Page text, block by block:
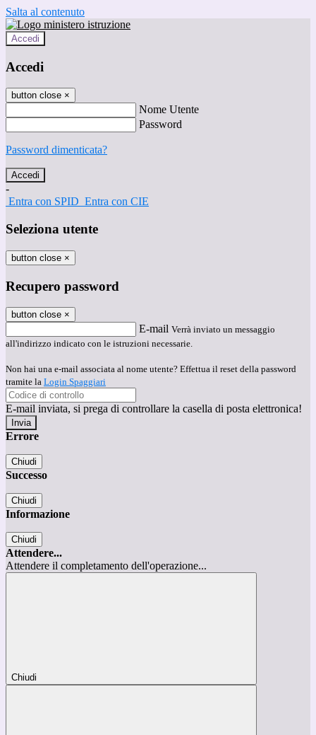
Salta al contenuto
Accedi
Accedi
button close ×
Nome Utente
Password
Password dimenticata?
-
Entra con SPID Entra con CIE
Seleziona utente
button close ×
Recupero password
button close ×
E-mail Verrà inviato un messaggio
all'indirizzo indicato con le istruzioni necessarie.
Non hai una e-mail associata al nome utente? Effettua il reset della password
tramite la Login Spaggiari
E-mail inviata, si prega di controllare la casella di posta elettronica!
Errore
Chiudi
Successo
Chiudi
Informazione
Chiudi
Attendere...
Attendere il completamento dell'operazione...
Chiudi